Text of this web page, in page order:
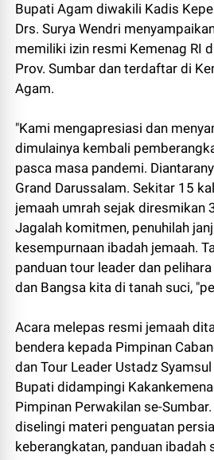
Bupati Agam diwakili Kadis
Drs. Surya Wendri
memiliki izin resmi Kemenag RI
Prov. Sumbar dan terdaftar di
Agam.
"Kami mengapresiasi dan
dimulainya kembali
pasca masa pandemi.
Grand Darussalam. Sekitar 15
jemaah umrah sejak diresmikan
Jagalah komitmen, penuhilah
kesempurnaan ibadah jemaah.
panduan tour leader dan
dan Bangsa kita di tanah suci,
Acara melepas resmi jemaah
bendera kepada Pimpinan
dan Tour Leader Ustadz
Bupati didampingi
Pimpinan Perwakilan se-
diselingi materi penguatan
keberangkatan, panduan ibadah